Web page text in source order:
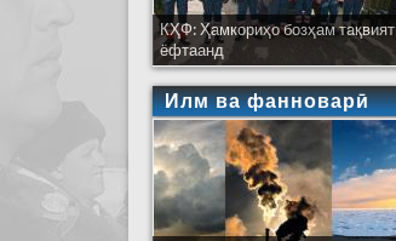
КҲФ: Ҳамкориҳо бозҳам тақвият
ёфтаанд
Илм ва фанноварӣ